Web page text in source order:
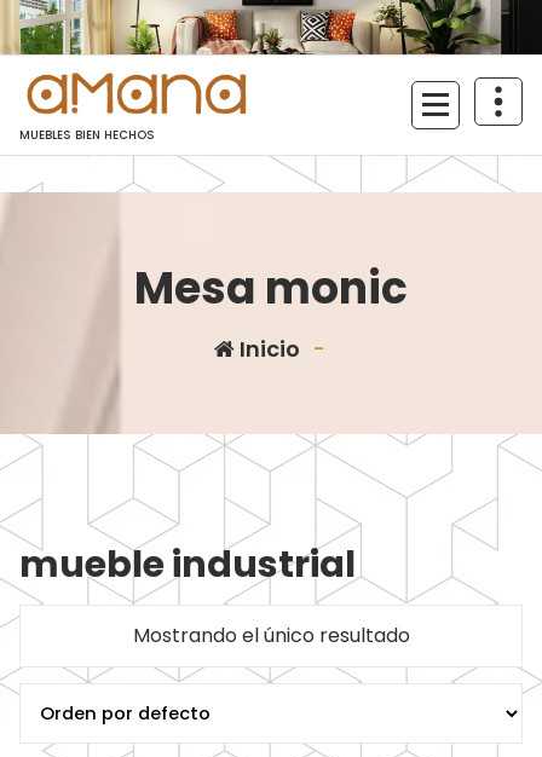
Saltar
al
contenido
MUEBLES BIEN HECHOS
Mesa monic
Inicio -
mueble industrial
Mostrando el único resultado